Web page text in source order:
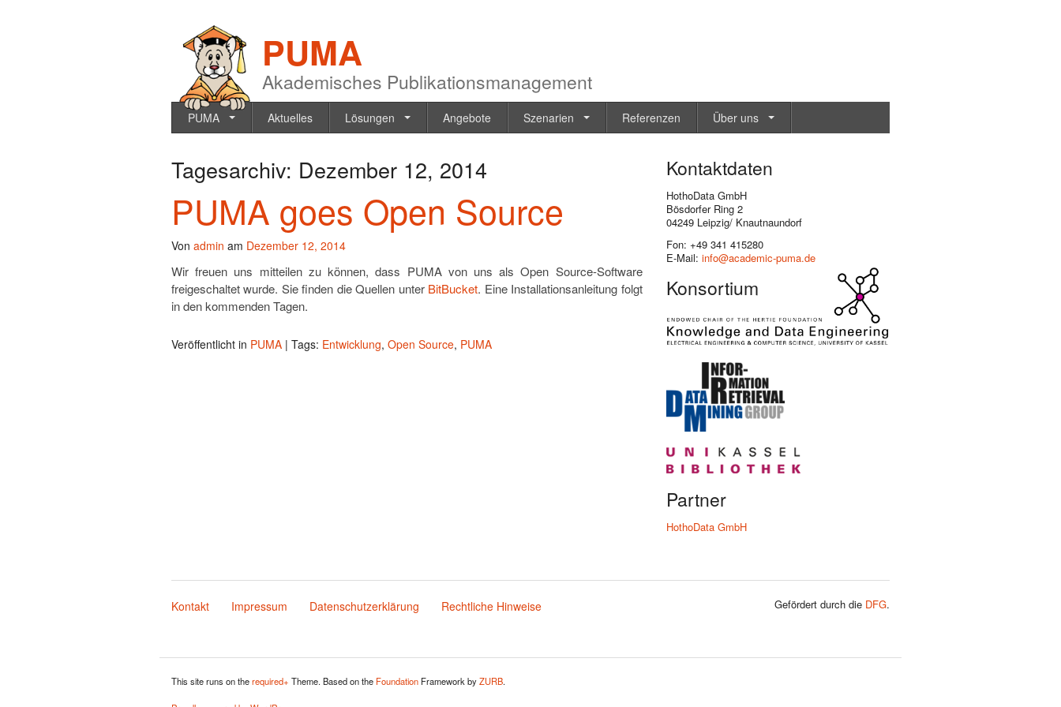
PUMA
Akademisches Publikationsmanagement
PUMA Aktuelles Lösungen Angebote Szenarien Referenzen Über uns
Tagesarchiv: Dezember 12, 2014
PUMA goes Open Source
Von admin am Dezember 12, 2014
Wir freuen uns mitteilen zu können, dass PUMA von uns als Open Source-Software
freigeschaltet wurde. Sie finden die Quellen unter BitBucket. Eine Installationsanleitung folgt
in den kommenden Tagen.
Veröffentlicht in PUMA | Tags: Entwicklung, Open Source, PUMA
Kontaktdaten
HothoData GmbH
Bösdorfer Ring 2
04249 Leipzig/ Knautnaundorf
Fon: +49 341 415280
E-Mail: info@academic-puma.de
Konsortium
Partner
HothoData GmbH
Kontakt Impressum Datenschutzerklärung Rechtliche Hinweise Gefördert durch die DFG.
This site runs on therequired+ Theme. Based on the Foundation Framework byZURB.